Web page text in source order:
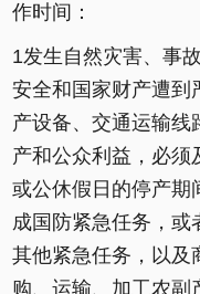
作时间：
1发生自然灾害、事
安全和国家财产遭到
产设备、交通运输线
产和公众利益，必须
或公休假日的停产期
成国防紧急任务，或
其他紧急任务，以及
购、运输、加工农副